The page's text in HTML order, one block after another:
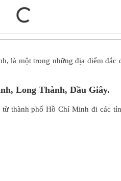
là một trong những địa điểm đắc
Long Thành, Dầu Giây.
thành phố Hồ Chí Minh đi các